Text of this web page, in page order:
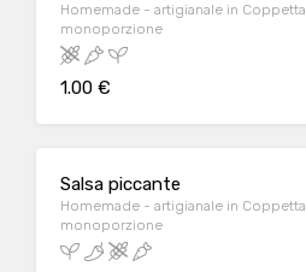
Homemade - artigianale in Coppetta
monoporzione
1.00 €
Salsa piccante
Homemade - artigianale in Coppetta
monoporzione